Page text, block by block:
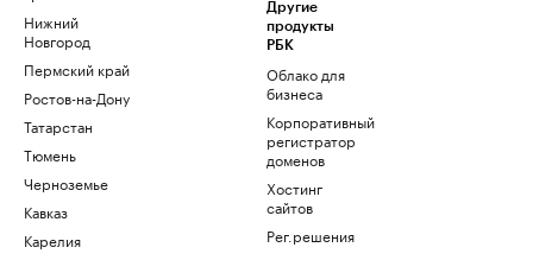
Нижний
Новгород
Пермский край
Ростов-на-Дону
Татарстан
Тюмень
Черноземье
Кавказ
Карелия
Другие
продукты
РБК
Облако для
бизнеса
Корпоративный
регистратор
доменов
Хостинг
сайтов
Рег.решения